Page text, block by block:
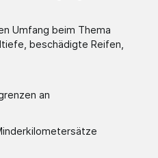
Umfang beim Thema
beschädigte Reifen,
an